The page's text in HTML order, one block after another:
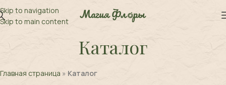
Skip to navigation
Skip to main content
Каталог
Главная страница » Каталог